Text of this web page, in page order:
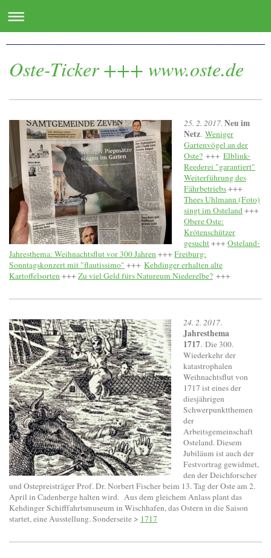
Oste-Ticker +++ www.oste.de
25. 2. 2017. Neu im
Netz. Weniger
Gartenvögel an der
Oste? +++ Elblink-
Reederei "garantiert"
Weiterführung des
Fährbetriebs+++
Thees Uhlmann (Foto)
singt im Osteland+++
Obere Oste:
Krötenschützer
gesucht+++ Osteland-
Jahresthema: Weihnachtsflut vor 300 Jahren+++ Freiburg:
Sonntagskonzert mit "flautissimo" +++ Kehdinger erhalten alte
Kartoffelsorten+++ Zu viel Geld fürs Natureum Niederelbe? +++
24. 2. 2017.
Jahresthema
1717. Die 300.
Wiederkehr der
katastrophalen
Weihnachtsflut von
1717 ist eines der
diesjährigen
Schwerpunktthemen
der
Arbeitsgemeinschaft
Osteland. Diesem
Jubiläum ist auch der
Festvortrag gewidmet,
den der Deichforscher
und Ostepreisträger Prof. Dr. Norbert Fischer beim 13. Tag der Oste am 2.
April in Cadenberge halten wird. Aus dem gleichem Anlass plant das
Kehdinger Schifffahrtsmuseum in Wischhafen, das Ostern in die Saison
startet, eine Ausstellung. Sonderseite > 1717